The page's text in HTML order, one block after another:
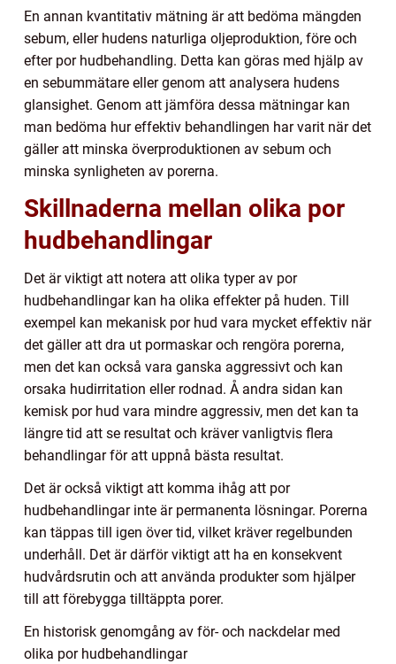
En annan kvantitativ mätning är att bedöma mängden
sebum, eller hudens naturliga oljeproduktion, före och
efter por hudbehandling. Detta kan göras med hjälp av
en sebummätare eller genom att analysera hudens
glansighet. Genom att jämföra dessa mätningar kan
man bedöma hur effektiv behandlingen har varit när det
gäller att minska överproduktionen av sebum och
minska synligheten av porerna.
Skillnaderna mellan olika por
hudbehandlingar
Det är viktigt att notera att olika typer av por
hudbehandlingar kan ha olika effekter på huden. Till
exempel kan mekanisk por hud vara mycket effektiv när
det gäller att dra ut pormaskar och rengöra porerna,
men det kan också vara ganska aggressivt och kan
orsaka hudirritation eller rodnad. Å andra sidan kan
kemisk por hud vara mindre aggressiv, men det kan ta
längre tid att se resultat och kräver vanligtvis flera
behandlingar för att uppnå bästa resultat.
Det är också viktigt att komma ihåg att por
hudbehandlingar inte är permanenta lösningar. Porerna
kan täppas till igen över tid, vilket kräver regelbunden
underhåll. Det är därför viktigt att ha en konsekvent
hudvårdsrutin och att använda produkter som hjälper
till att förebygga tilltäppta porer.
En historisk genomgång av för- och nackdelar med
olika por hudbehandlingar